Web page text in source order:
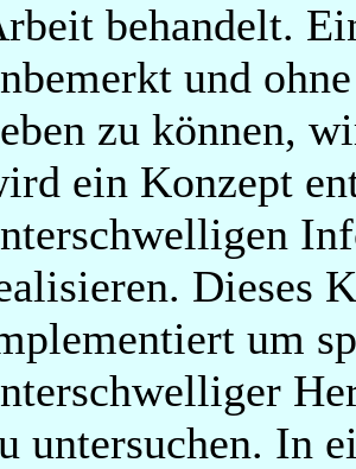
behandelt.
und
zu können,
ein Konzept
Dieses
um
untersuchen. In